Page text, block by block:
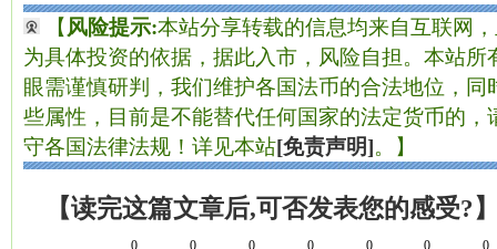
【 风险提示:本站分享转载的信息均来自互联网
为具体投资的依据，据此入市，风险自担。本站所
眼需谨慎研判，我们维护各国法币的合法地位，
些属性，目前是不能替代任何国家的法定货币的，
守各国法律法规！详见本站[免责声明]。】
【读完这篇文章后,可否发表您的感受?
0 0 0 0 0 0 0